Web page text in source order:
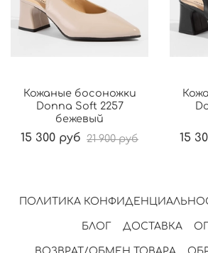
Кожаные босоножки
Donna Soft 2257
бежевый
15 300 руб 21 900 руб 15
ПОЛИТИКА
БЛОГ ДОСТАВКА